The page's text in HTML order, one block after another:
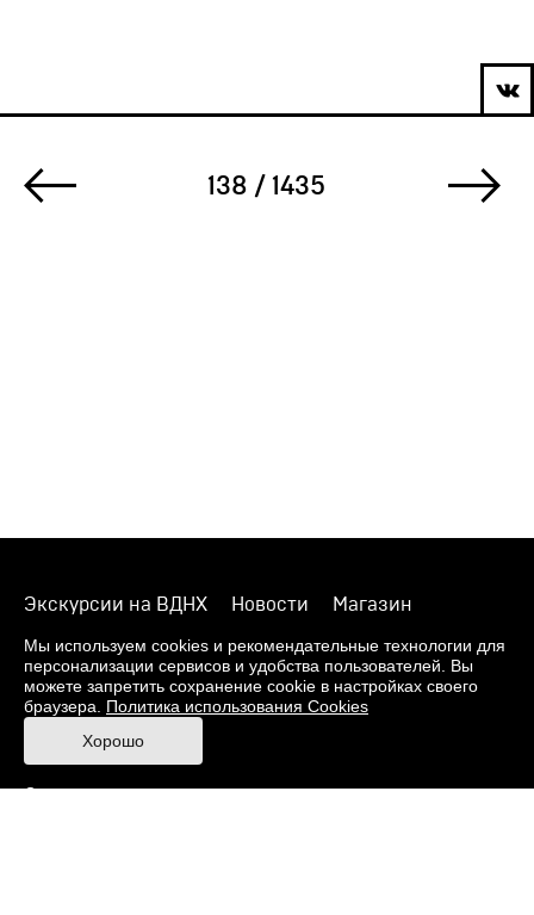
138 / 1435
Экскурсии на ВДНХ Новости
Магазин
О музее
Фонды
Виртуальный музей
Издания
Пресс-центр
Контакты
Правила посещения Музея
Ответы на частые вопросы
Мы используем cookies и рекомендательные технологии для
персонализации сервисов и удобства пользователей. Вы
можете запретить сохранение cookie в настройках своего
браузера. Политика использования Cookies
Хорошо